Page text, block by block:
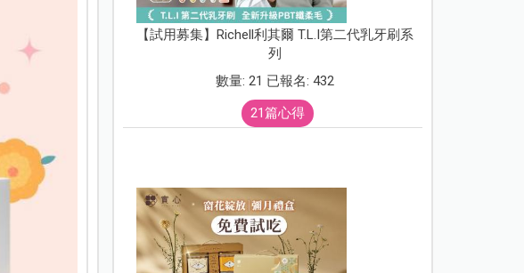
【試用募集】Richell利其爾 T.L.I第二代乳牙刷系
列
數量: 21 已報名: 432
21篇心得